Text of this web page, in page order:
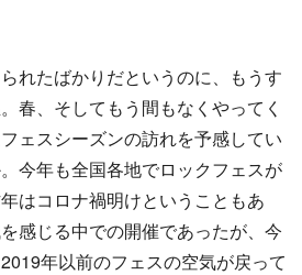
れたばかりだというのに、もうす
春、そしてもう間もなくやってく
ェスシーズンの訪れを予感してい
今年も全国各地でロックフェスが
はコロナ禍明けということもあ
感じる中での開催であったが、今
年以前のフェスの空気が戻って